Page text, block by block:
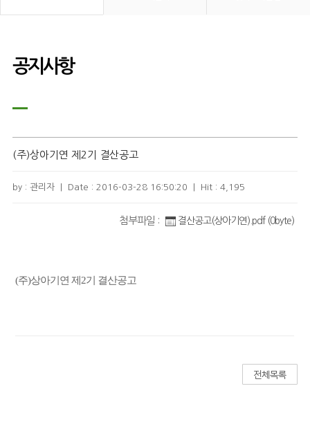
공지사항
(주)상아기연 제2기 결산공고
by : 관리자 Date : 2016-03-28 16:50:20 Hit : 4,195
첨부파일 : 결산공고(상아기연).pdf (0byte)
(주)상아기연 제2기 결산공고